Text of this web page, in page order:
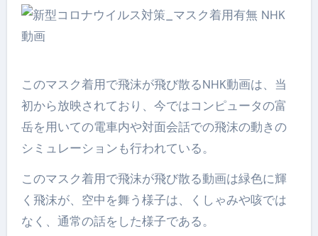
このマスク着用で飛沫が飛び散るNHK動画は、当
初から放映されており、今ではコンピュータの富
岳を用いての電車内や対面会話での飛沫の動きの
シミュレーションも行われている。
このマスク着用で飛沫が飛び散る動画は緑色に輝
く飛沫が、空中を舞う様子は、くしゃみや咳では
なく、通常の話をした様子である。